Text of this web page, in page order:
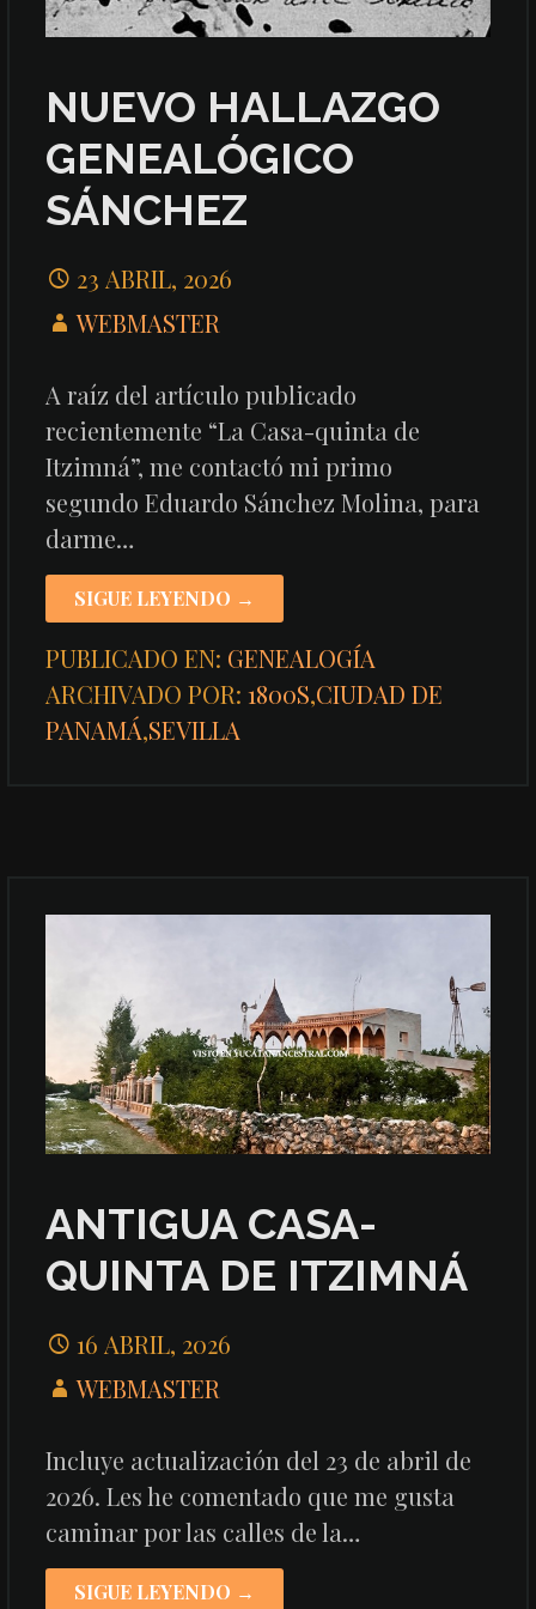
NUEVO HALLAZGO
GENEALÓGICO
SÁNCHEZ
23 ABRIL, 2026
WEBMASTER
A raíz del artículo publicado
recientemente “La Casa-quinta de
Itzimná”, me contactó mi primo
segundo Eduardo Sánchez Molina, para
darme…
SIGUE LEYENDO →
PUBLICADO EN: GENEALOGÍA
ARCHIVADO POR:1800S,CIUDAD DE
PANAMÁ,SEVILLA
ANTIGUA CASA-
QUINTA DE ITZIMNÁ
16 ABRIL, 2026
WEBMASTER
Incluye actualización del 23 de abril de
2026. Les he comentado que me gusta
caminar por las calles de la…
SIGUE LEYENDO →